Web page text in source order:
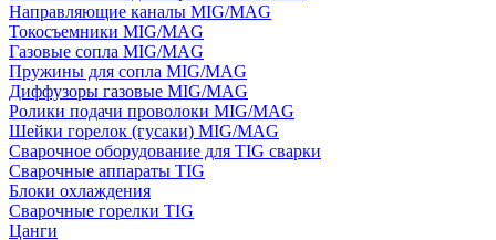
Направляющие каналы MIG/MAG
Токосъемники MIG/MAG
Газовые сопла MIG/MAG
Пружины для сопла MIG/MAG
Диффузоры газовые MIG/MAG
Ролики подачи проволоки MIG/MAG
Шейки горелок (гусаки) MIG/MAG
Сварочное оборудование для TIG сварки
Сварочные аппараты TIG
Блоки охлаждения
Сварочные горелки TIG
Цанги